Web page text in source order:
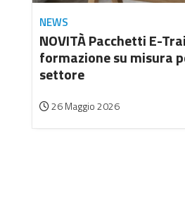
NEWS
NOVITÀ Pacchetti E-
formazione su misura
settore
26 Maggio 2026